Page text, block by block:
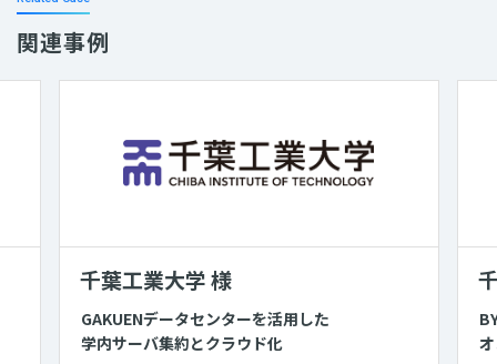
関連事例
千葉工業大学 様
GAKUENデータセンターを活用した
学内サーバ集約とクラウド化